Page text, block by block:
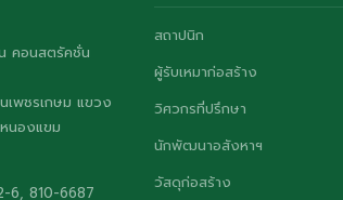
คอนสตรัคชั่น
เพชรเกษม แขวง
นองแขม
6, 810-6687
สถาปนิก
ผู้รับเหมาก่อสร้าง
วิศวกรที่ปรึกษา
นักพัฒนาอสังหาฯ
วัสดุก่อสร้าง